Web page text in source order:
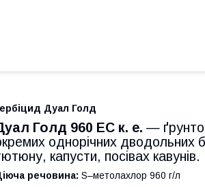
Дуал Голд
Голд 960 ЕС к. е. —
однорічних дводольних
капусти, посівах кавунів.
речовина: S–метолахлор 960 г/л